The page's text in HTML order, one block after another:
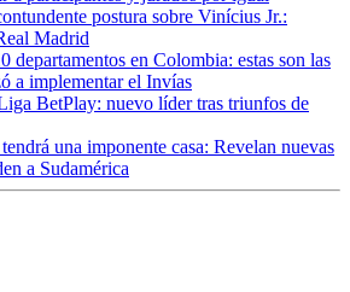
postura sobre Vinícius Jr.:
Madrid
departamentos en Colombia: estas son las
a implementar el Invías
BetPlay: nuevo líder tras triunfos de
una imponente casa: Revelan nuevas
a Sudamérica